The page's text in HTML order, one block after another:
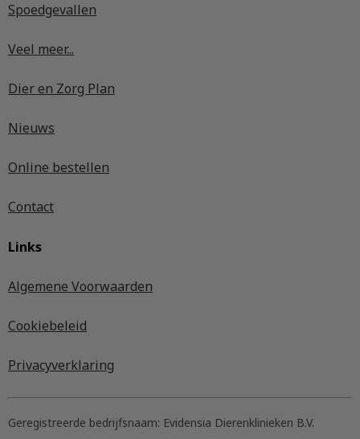
Spoedgevallen
Veel meer...
Dier en Zorg Plan
Nieuws
Online bestellen
Contact
Links
Algemene Voorwaarden
Cookiebeleid
Privacyverklaring
Geregistreerde bedrijfsnaam: Evidensia Dierenklinieken B.V.